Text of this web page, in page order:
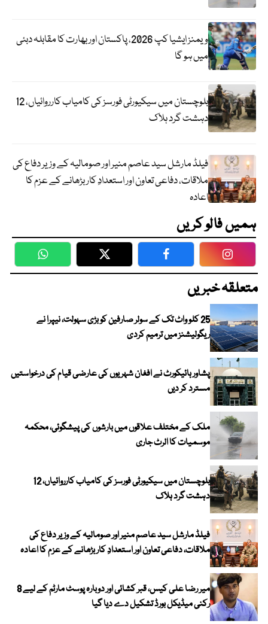
ویمنز ایشیا کپ 2026، پاکستان اور بھارت کا مقابلہ دبئی
میں ہو گا
بلوچستان میں سیکیورٹی فورسز کی کامیاب کارروائیاں، 12
دہشت گرد ہلاک
فیلڈ مارشل سید عاصم منیر اور صومالیہ کے وزیر دفاع کی
ملاقات، دفاعی تعاون اور استعدادِ کار بڑھانے کے عزم کا
اعادہ
ہمیں فالو کریں
WhatsApp Twitter Facebook
متعلقہ خبریں
25 کلو واٹ تک کے سولر صارفین کو بڑی سہولت، نیپرا نے
ریگولیشنز میں ترمیم کردی
پشاور ہائیکورٹ نے افغان شہریوں کی عارضی قیام کی درخواستیں
مسترد کر دیں
ملک کے مختلف علاقوں میں بارشوں کی پیشگوئی، محکمہ
موسمیات کا الرٹ جاری
بلوچستان میں سیکیورٹی فورسز کی کامیاب کارروائیاں، 12
دہشت گرد ہلاک
فیلڈ مارشل سید عاصم منیر اور صومالیہ کے وزیر دفاع کی
ملاقات، دفاعی تعاون اور استعدادِ کار بڑھانے کے عزم کا اعادہ
میر رضا علی کیس، قبر کشائی اور دوبارہ پوسٹ مارٹم کے لیے 8
رکنی میڈیکل بورڈ تشکیل دے دیا گیا